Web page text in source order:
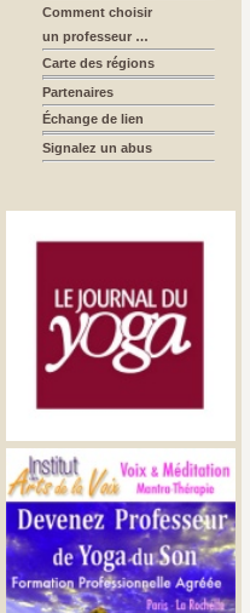
Comment choisir
un professeur …
Carte des régions
Partenaires
Échange de lien
Signalez un abus